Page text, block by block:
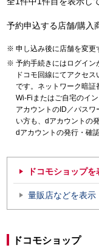
予約申込する店舗/購入
申し込み後に店舗を変更
予約手続きにはログイン
ドコモ回線にてアクセ
です。ネットワーク暗証
Wi-Fiまたはご自宅のイ
アカウントのID／パス
い方も、dアカウントの
dアカウントの発行・確
ドコモショップを
量販店などを表示
ドコモショップ